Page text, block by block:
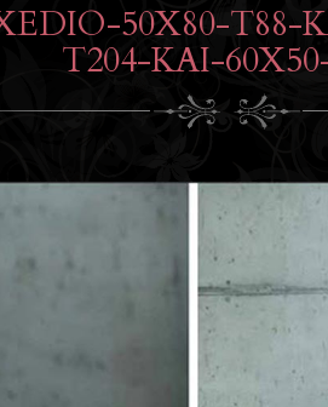
50X80-T88-
T204-KAI-